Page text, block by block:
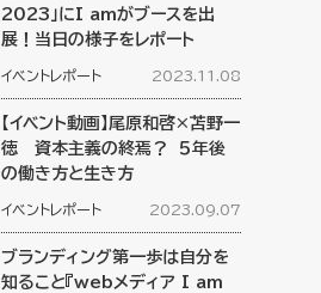
2023」にI amがブースを出
展！当日の様子をレポート
イベントレポート 2023.11.08
【イベント動画】尾原和啓×苫野一
徳 資本主義の終焉？ ５年後
の働き方と生き方
イベントレポート 2023.09.07
ブランディング第一歩は自分を
知ること『webメディア I am